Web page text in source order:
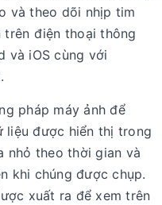
và theo dõi nhịp tim
trên điện thoại thông
và iOS cùng với
pháp máy ảnh để
liệu được hiển thị trong
nhỏ theo thời gian và
khi chúng được chụp.
xuất ra để xem trên